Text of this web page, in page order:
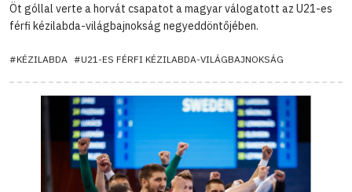
Öt góllal verte a horvát csapatot a magyar válogatott az U21-es
férfi kézilabda-világbajnokság negyeddöntőjében.
#KÉZILABDA #U21-ES FÉRFI KÉZILABDA-VILÁGBAJNOKSÁG